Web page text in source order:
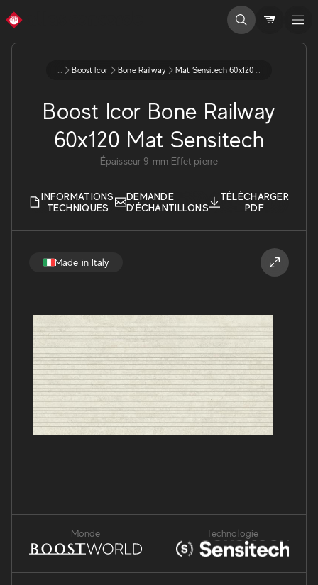
Made in Italy
... Boost Icor Bone Railway Mat Sensitech 60x120 9 Aybp
Boost Icor Bone Railway
60x120 Mat Sensitech
Épaisseur 9 mm Effet pierre
INFORMATIONS
TECHNIQUES
DEMANDE
D'ÉCHANTILLONS
TÉLÉCHARGER
PDF
Monde Technologie